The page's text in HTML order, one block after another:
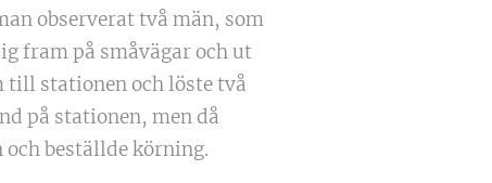
observerat två män, som
fram på småvägar och ut
till stationen och löste två
på stationen, men då
beställde körning.